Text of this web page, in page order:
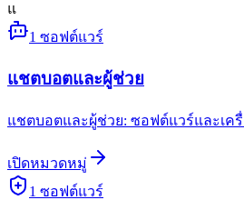
แ
1 ซอฟต์แวร์
แชตบอตและผู้ช่วย
แชตบอตและผู้ช่วย: ซอฟต์แวร์และเครื่
เปิดหมวดหมู่
1 ซอฟต์แวร์